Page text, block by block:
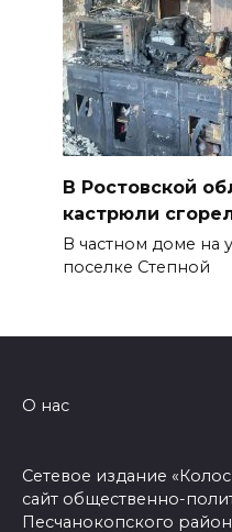
В Ростовской
кастрюли
В частном доме на
поселке Степной
О нас
Сетевое издание
сайт общественно-
Песчанокопского